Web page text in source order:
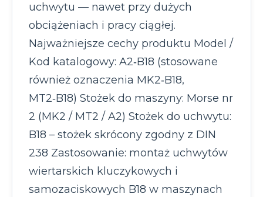
uchwytu — nawet przy dużych
obciążeniach i pracy ciągłej.
Najważniejsze cechy produktu Model /
Kod katalogowy: A2‑B18 (stosowane
również oznaczenia MK2‑B18,
MT2‑B18) Stożek do maszyny: Morse nr
2 (MK2 / MT2 / A2) Stożek do uchwytu:
B18 – stożek skrócony zgodny z DIN
238 Zastosowanie: montaż uchwytów
wiertarskich kluczykowych i
samozaciskowych B18 w maszynach